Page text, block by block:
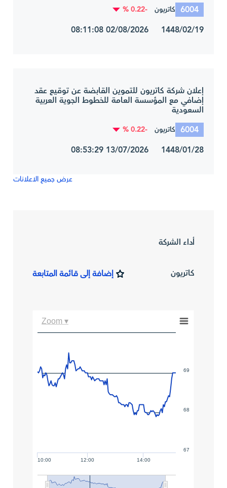
6004 كاتريون -0.22 %
1448/02/19 02/08/2026 08:11:08
إعلان شركة كاتريون للتموين القابضة عن توقيع عقد
إضافي مع المؤسسة العامة للخطوط الجوية العربية
السعودية
6004 كاتريون -0.22 %
1448/01/28 13/07/2026 08:53:29
عرض جميع الاعلانات
أداء الشركة
كاتريون إضافة إلى قائمة المتابعة
10:00 12:00 14:00
68
69
67
Zoom ▾